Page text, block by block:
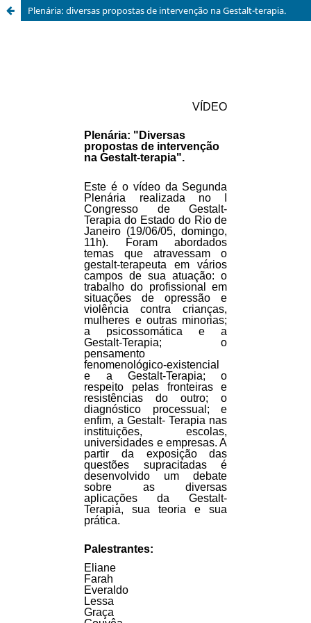
Plenária: diversas propostas de intervenção na Gestalt-terapia.